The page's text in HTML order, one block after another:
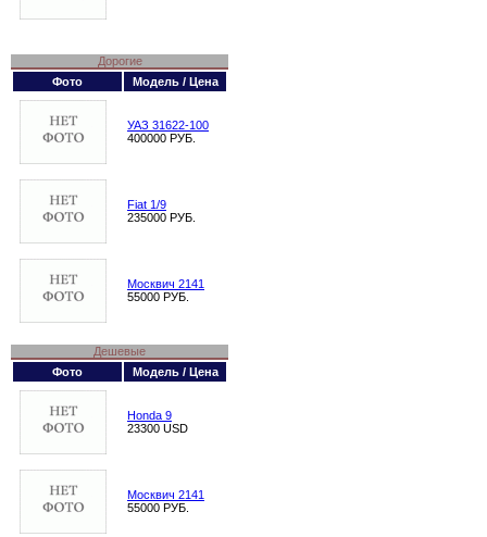
Дорогие
Фото
Модель / Цена
УАЗ 31622-100
400000 РУБ.
Fiat 1/9
235000 РУБ.
Москвич 2141
55000 РУБ.
Дешевые
Фото
Модель / Цена
Honda 9
23300 USD
Москвич 2141
55000 РУБ.